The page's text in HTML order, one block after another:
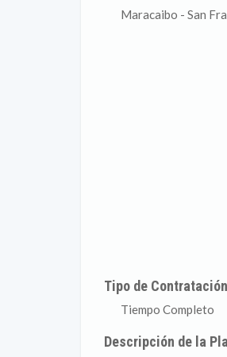
Maracaibo - San
Tipo de Contratación
Tiempo Completo
Descripción de la